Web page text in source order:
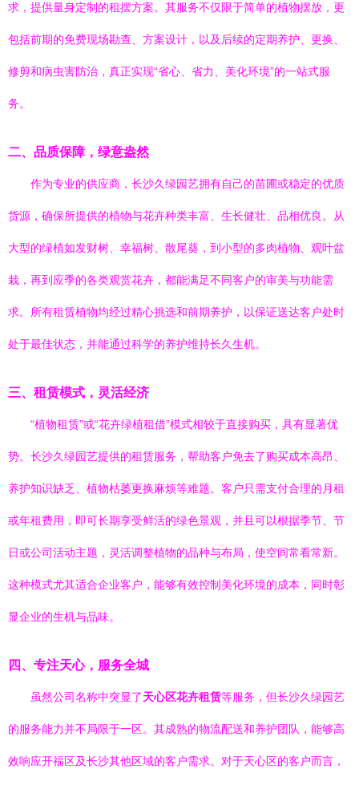
求，提供量身定制的租摆方案。其服务不仅限于简单的植物摆放，更
包括前期的免费现场勘查、方案设计，以及后续的定期养护、更换、
修剪和病虫害防治，真正实现“省心、省力、美化环境”的一站式服
务。
二、品质保障，绿意盎然
作为专业的供应商，长沙久绿园艺拥有自己的苗圃或稳定的优质
货源，确保所提供的植物与花卉种类丰富、生长健壮、品相优良。从
大型的绿植如发财树、幸福树、散尾葵，到小型的多肉植物、观叶盆
栽，再到应季的各类观赏花卉，都能满足不同客户的审美与功能需
求。所有租赁植物均经过精心挑选和前期养护，以保证送达客户处时
处于最佳状态，并能通过科学的养护维持长久生机。
三、租赁模式，灵活经济
“植物租赁”或“花卉绿植租借”模式相较于直接购买，具有显著优
势。长沙久绿园艺提供的租赁服务，帮助客户免去了购买成本高昂、
养护知识缺乏、植物枯萎更换麻烦等难题。客户只需支付合理的月租
或年租费用，即可长期享受鲜活的绿色景观，并且可以根据季节、节
日或公司活动主题，灵活调整植物的品种与布局，使空间常看常新。
这种模式尤其适合企业客户，能够有效控制美化环境的成本，同时彰
显企业的生机与品味。
四、专注天心，服务全城
虽然公司名称中突显了天心区花卉租赁等服务，但长沙久绿园艺
的服务能力并不局限于一区。其成熟的物流配送和养护团队，能够高
效响应开福区及长沙其他区域的客户需求。对于天心区的客户而言，